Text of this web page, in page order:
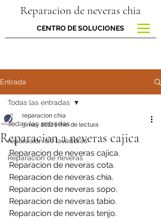
Reparacion de neveras chia
CENTRO DE SOLUCIONES
Entrada
Todas las entradas
reparacion de lavadoras
Reparación de neveras
Todas las entradas
Reparacion a neveras cajica
reparacion chia
3 may 20221 min de lectura
Reparacion de neveras cajica.
Reparacion de neveras cota.
Reparacion de neveras chia.
Reparacion de neveras sopo.
Reparacion de neveras tabio.
Reparacion de neveras tenjo.